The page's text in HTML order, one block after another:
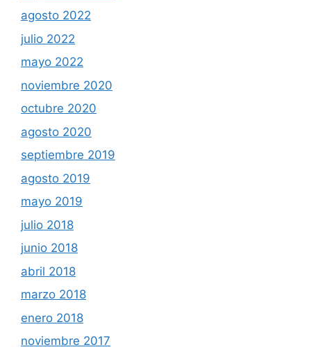
agosto 2022
julio 2022
mayo 2022
noviembre 2020
octubre 2020
agosto 2020
septiembre 2019
agosto 2019
mayo 2019
julio 2018
junio 2018
abril 2018
marzo 2018
enero 2018
noviembre 2017